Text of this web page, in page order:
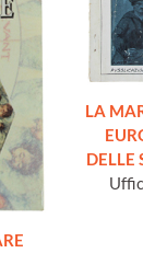
LA
DELLE